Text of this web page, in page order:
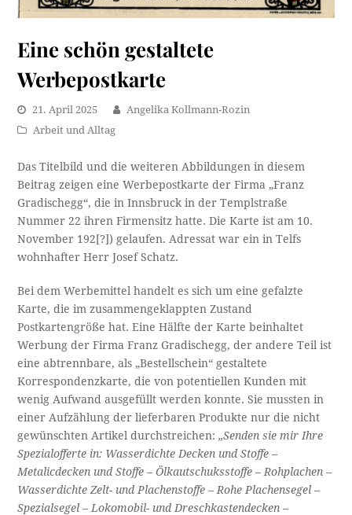
Eine schön gestaltete
Werbepostkarte
21. April 2025
Angelika Kollmann-Rozin
Arbeit und Alltag
Das Titelbild und die weiteren Abbildungen in diesem
Beitrag zeigen eine Werbepostkarte der Firma „Franz
Gradischegg“, die in Innsbruck in der Templstraße
Nummer 22 ihren Firmensitz hatte. Die Karte ist am 10.
November 192[?]) gelaufen. Adressat war ein in Telfs
wohnhafter Herr Josef Schatz.
Bei dem Werbemittel handelt es sich um eine gefalzte
Karte, die im zusammengeklappten Zustand
Postkartengröße hat. Eine Hälfte der Karte beinhaltet
Werbung der Firma Franz Gradischegg, der andere Teil ist
eine abtrennbare, als „Bestellschein“ gestaltete
Korrespondenzkarte, die von potentiellen Kunden mit
wenig Aufwand ausgefüllt werden konnte. Sie mussten in
einer Aufzählung der lieferbaren Produkte nur die nicht
gewünschten Artikel durchstreichen:„Senden sie mir Ihre
Spezialofferte in: Wasserdichte Decken und Stoffe –
Metalicdecken und Stoffe – Ölkautschuksstoffe – Rohplachen –
Wasserdichte Zelt- und Plachenstoffe – Rohe Plachensegel –
Spezialsegel – Lokomobil- und Dreschkastendecken –